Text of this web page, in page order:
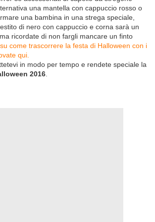
una mantella con cappuccio rosso o
una bambina in una strega speciale,
di nero con cappuccio e corna sarà un
ricordate di non fargli mancare un finto
come trascorrere la festa di Halloween con i
qui.
in modo per tempo e rendete speciale la
2016